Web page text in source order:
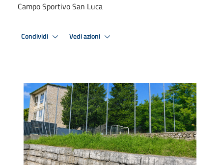
Campo Sportivo San Luca
Condividi Vedi azioni